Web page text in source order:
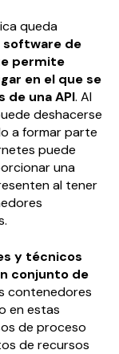
queda
software de
permite
en el que se
una API. Al
deshacerse
a formar parte
puede
una
al tener
y técnicos
conjunto de
contenedores
en estas
de proceso
de recursos